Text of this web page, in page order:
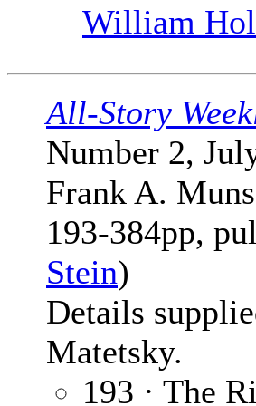
William
All-Story
Number 2,
Frank A.
193-384pp,
Stein)
Details
Matetsky.
193 · The